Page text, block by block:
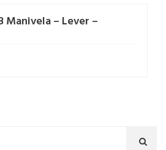
Manivela – Lever –
Ara